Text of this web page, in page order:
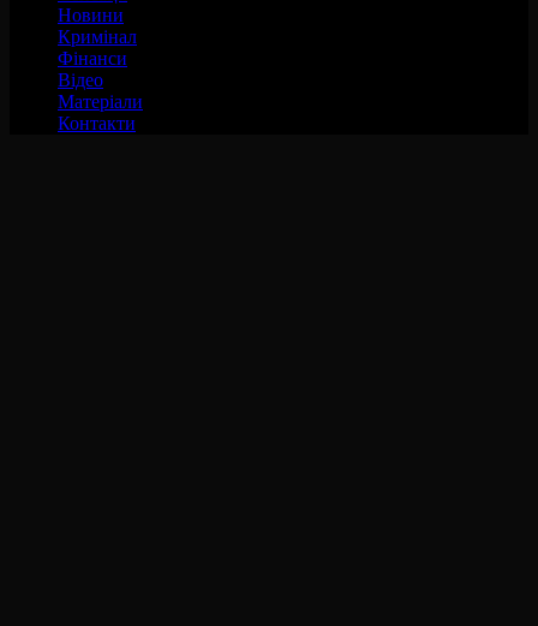
Новини
Кримінал
Фінанси
Відео
Матеріали
Контакти